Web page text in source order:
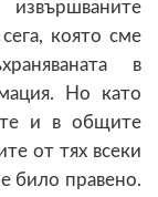
която сме
в
Но като
и в общите
от тях всеки
било правено.